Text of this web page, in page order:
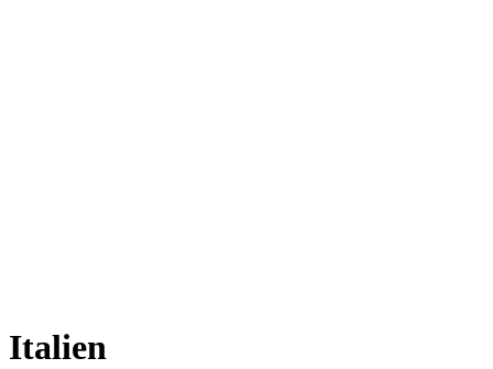
Italien